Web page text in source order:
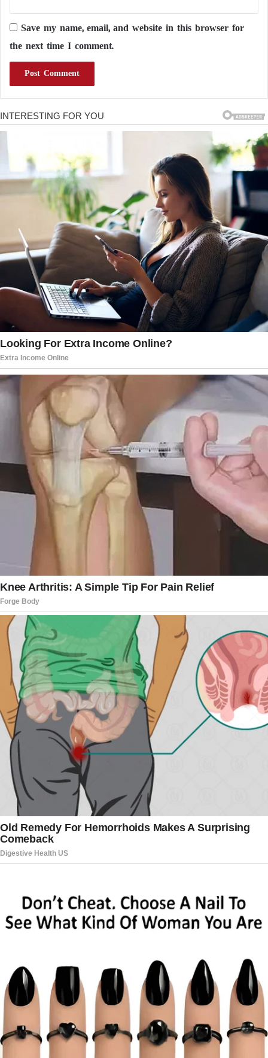
Save my name, email, and website in this browser for
the next time I comment.